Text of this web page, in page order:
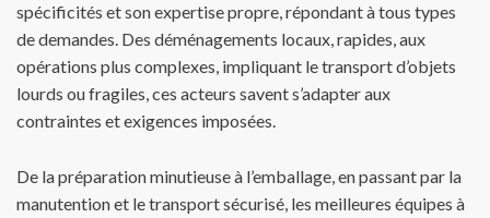
spécificités et son expertise propre, répondant à tous types
de demandes. Des déménagements locaux, rapides, aux
opérations plus complexes, impliquant le transport d’objets
lourds ou fragiles, ces acteurs savent s’adapter aux
contraintes et exigences imposées.
De la préparation minutieuse à l’emballage, en passant par la
manutention et le transport sécurisé, les meilleures équipes à